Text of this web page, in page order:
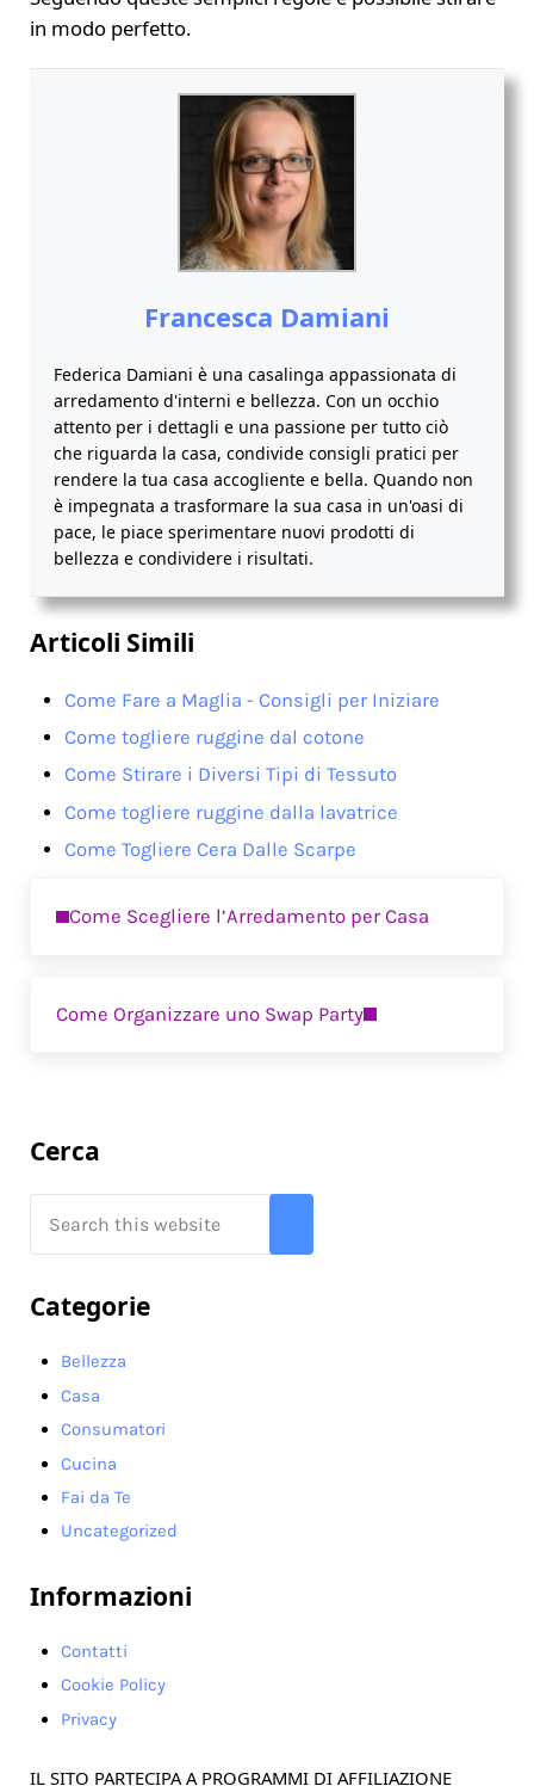
in modo perfetto.
Francesca Damiani
Federica Damiani è una casalinga appassionata di
arredamento d'interni e bellezza. Con un occhio
attento per i dettagli e una passione per tutto ciò
che riguarda la casa, condivide consigli pratici per
rendere la tua casa accogliente e bella. Quando non
è impegnata a trasformare la sua casa in un'oasi di
pace, le piace sperimentare nuovi prodotti di
bellezza e condividere i risultati.
Articoli Simili
Come Fare a Maglia - Consigli per Iniziare
Come togliere ruggine dal cotone
Come Stirare i Diversi Tipi di Tessuto
Come togliere ruggine dalla lavatrice
Come Togliere Cera Dalle Scarpe
Come Scegliere l’Arredamento per Casa
Come Organizzare uno Swap Party
Sidebar
Cerca
Categorie
Bellezza
Casa
Consumatori
Cucina
Fai da Te
Uncategorized
Informazioni
Contatti
Cookie Policy
Privacy
IL SITO PARTECIPA A PROGRAMMI DI AFFILIAZIONE